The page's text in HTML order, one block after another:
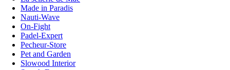
Made in Paradis
Nauti-Wave
On-Fight
Padel-Expert
Pecheur-Store
Pet and Garden
Slowood Interior